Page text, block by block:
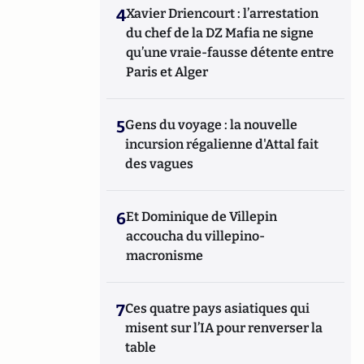
4Xavier Driencourt : l’arrestation
du chef de la DZ Mafia ne signe
qu’une vraie-fausse détente entre
Paris et Alger
5Gens du voyage : la nouvelle
incursion régalienne d'Attal fait
des vagues
6Et Dominique de Villepin
accoucha du villepino-
macronisme
7Ces quatre pays asiatiques qui
misent sur l’IA pour renverser la
table